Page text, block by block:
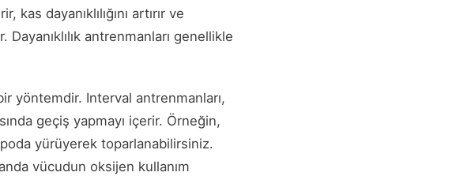
dayanıklılığını artırır ve
antrenmanları genellikle
yöntemdir. Interval antrenmanları,
geçiş yapmayı içerir. Örneğin,
yürüyerek toparlanabilirsiniz.
vücudun oksijen kullanım